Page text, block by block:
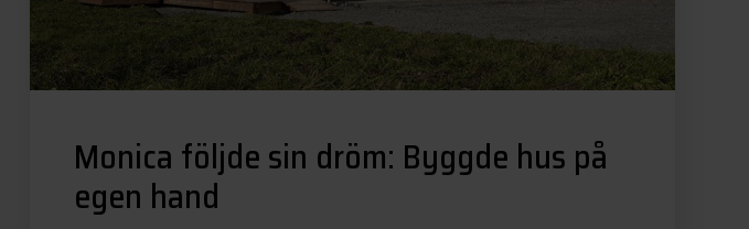
Monica följde sin dröm: Byggde hus på
egen hand